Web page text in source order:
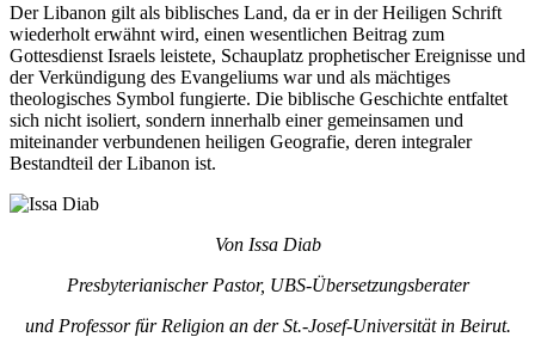
Der Libanon gilt als biblisches Land, da er in der Heiligen Schrift
wiederholt erwähnt wird, einen wesentlichen Beitrag zum
Gottesdienst Israels leistete, Schauplatz prophetischer Ereignisse und
der Verkündigung des Evangeliums war und als mächtiges
theologisches Symbol fungierte. Die biblische Geschichte entfaltet
sich nicht isoliert, sondern innerhalb einer gemeinsamen und
miteinander verbundenen heiligen Geografie, deren integraler
Bestandteil der Libanon ist.
Von Issa Diab
Presbyterianischer Pastor, UBS-Übersetzungsberater
und Professor für Religion an der St.-Josef-Universität in Beirut.